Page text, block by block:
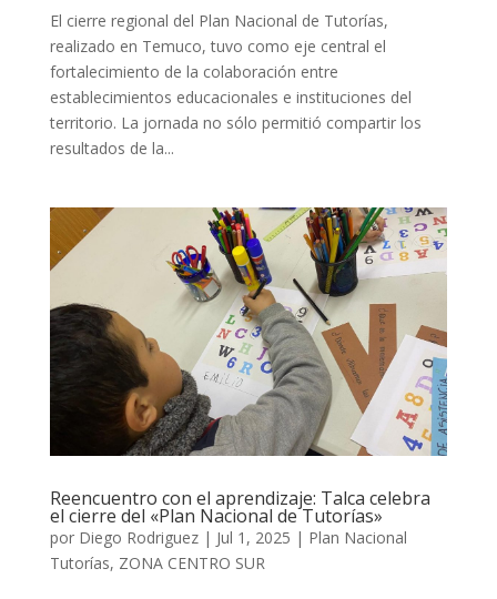
El cierre regional del Plan Nacional de Tutorías,
realizado en Temuco, tuvo como eje central el
fortalecimiento de la colaboración entre
establecimientos educacionales e instituciones del
territorio. La jornada no sólo permitió compartir los
resultados de la...
Reencuentro con el aprendizaje: Talca celebra
el cierre del «Plan Nacional de Tutorías»
por Diego Rodriguez| Jul 1, 2025 | Plan Nacional
Tutorías, ZONA CENTRO SUR